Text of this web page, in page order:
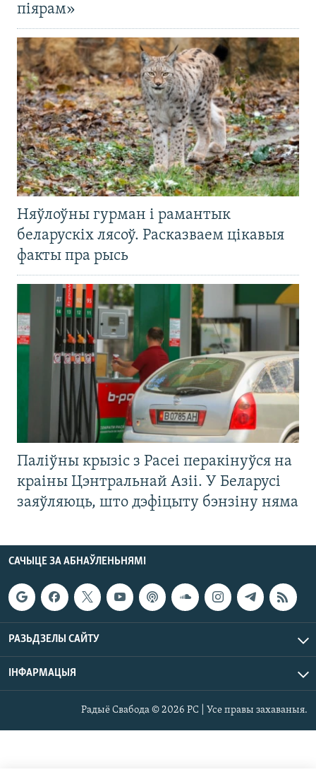
піярам»
Няўлоўны гурман і рамантык
беларускіх лясоў. Расказваем цікавыя
факты пра рысь
Паліўны крызіс з Расеі перакінуўся на
краіны Цэнтральнай Азіі. У Беларусі
заяўляюць, што дэфіцыту бэнзіну няма
САЧЫЦЕ ЗА АБНАЎЛЕНЬНЯМІ
РАЗЬДЗЕЛЫ САЙТУ
ІНФАРМАЦЫЯ
Радыё Свабода © 2026 РС | Усе правы захаваныя.